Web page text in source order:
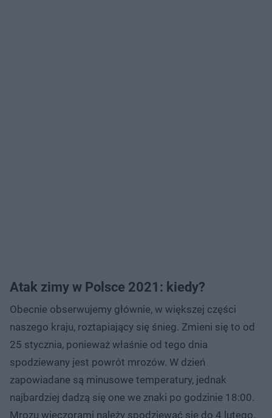
Atak zimy w Polsce 2021: kiedy?
Obecnie obserwujemy głównie, w większej części
naszego kraju, roztapiający się śnieg. Zmieni się to od
25 stycznia, ponieważ właśnie od tego dnia
spodziewany jest powrót mrozów. W dzień
zapowiadane są minusowe temperatury, jednak
najbardziej dadzą się one we znaki po godzinie 18:00.
Mrozu wieczorami należy spodziewać się do 4 lutego.